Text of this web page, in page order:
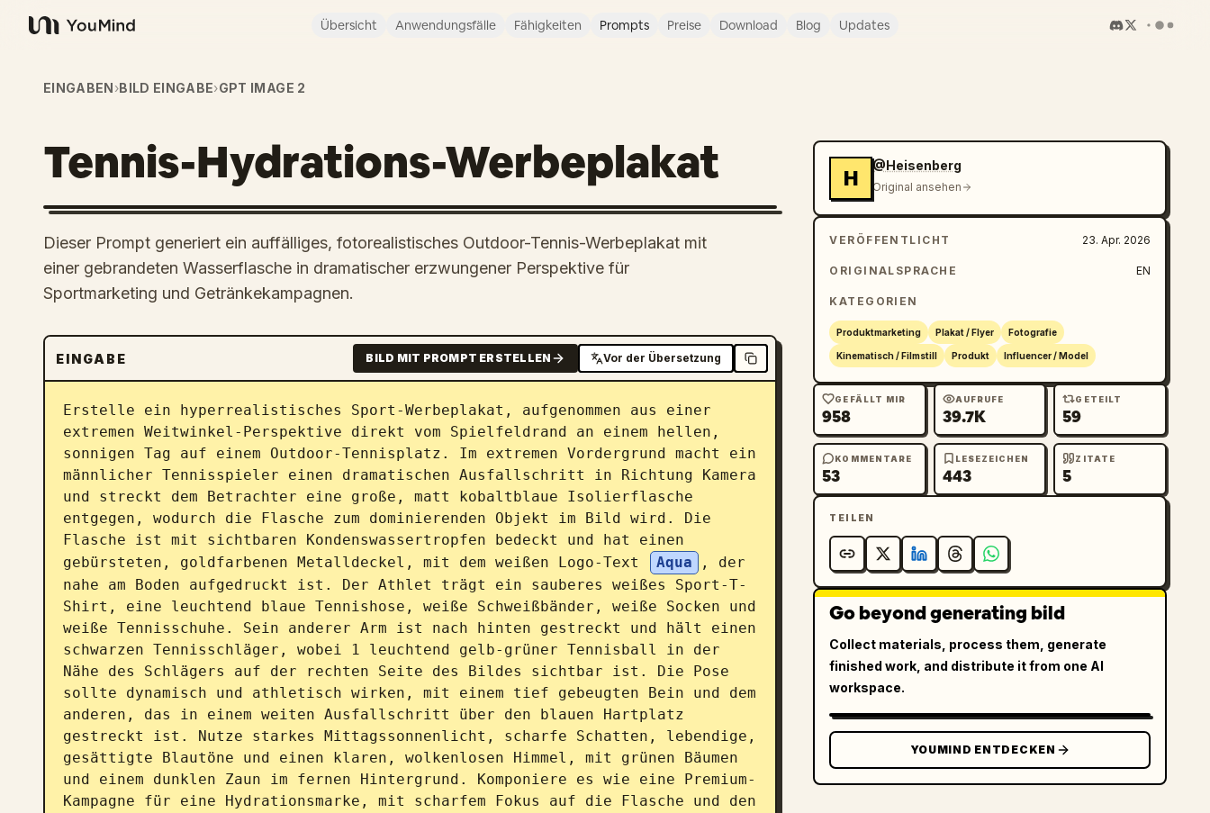
YouMind
Übersicht Anwendungsfälle Fähigkeiten Prompts Preise Download Blog Updates
EINGABEN›BILD EINGABE›GPT IMAGE 2
Tennis-Hydrations-Werbeplakat
Dieser Prompt generiert ein auffälliges, fotorealistisches Outdoor-Tennis-Werbeplakat mit
einer gebrandeten Wasserflasche in dramatischer erzwungener Perspektive für
Sportmarketing und Getränkekampagnen.
EINGABE BILD MIT PROMPT ERSTELLEN Vor der Übersetzung
Erstelle ein hyperrealistisches Sport-Werbeplakat, aufgenommen aus einer
extremen Weitwinkel-Perspektive direkt vom Spielfeldrand an einem hellen,
sonnigen Tag auf einem Outdoor-Tennisplatz. Im extremen Vordergrund macht ein
männlicher Tennisspieler einen dramatischen Ausfallschritt in Richtung Kamera
und streckt dem Betrachter eine große, matt kobaltblaue Isolierflasche
entgegen, wodurch die Flasche zum dominierenden Objekt im Bild wird. Die
Flasche ist mit sichtbaren Kondenswassertropfen bedeckt und hat einen
gebürsteten, goldfarbenen Metalldeckel, mit dem weißen Logo-Text
Aqua
, der
nahe am Boden aufgedruckt ist. Der Athlet trägt ein sauberes weißes Sport-T-
Shirt, eine leuchtend blaue Tennishose, weiße Schweißbänder, weiße Socken und
weiße Tennisschuhe. Sein anderer Arm ist nach hinten gestreckt und hält einen
schwarzen Tennisschläger, wobei 1 leuchtend gelb-grüner Tennisball in der
Nähe des Schlägers auf der rechten Seite des Bildes sichtbar ist. Die Pose
sollte dynamisch und athletisch wirken, mit einem tief gebeugten Bein und dem
anderen, das in einem weiten Ausfallschritt über den blauen Hartplatz
gestreckt ist. Nutze starkes Mittagssonnenlicht, scharfe Schatten, lebendige,
gesättigte Blautöne und einen klaren, wolkenlosen Himmel, mit grünen Bäumen
und einem dunklen Zaun im fernen Hintergrund. Komponiere es wie eine Premium-
Kampagne für eine Hydrationsmarke, mit scharfem Fokus auf die Flasche und den
H
@Heisenberg
Original ansehen
VERÖFFENTLICHT 23. Apr. 2026
ORIGINALSPRACHE EN
KATEGORIEN
Produktmarketing Plakat / Flyer Fotografie
Kinematisch / Filmstill Produkt Influencer / Model
GEFÄLLT MIR
958
AUFRUFE
39.7K
GETEILT
59
KOMMENTARE
53
LESEZEICHEN
443
ZITATE
5
TEILEN
Go beyond generating bild
Collect materials, process them, generate
finished work, and distribute it from one AI
workspace.
YOUMIND ENTDECKEN